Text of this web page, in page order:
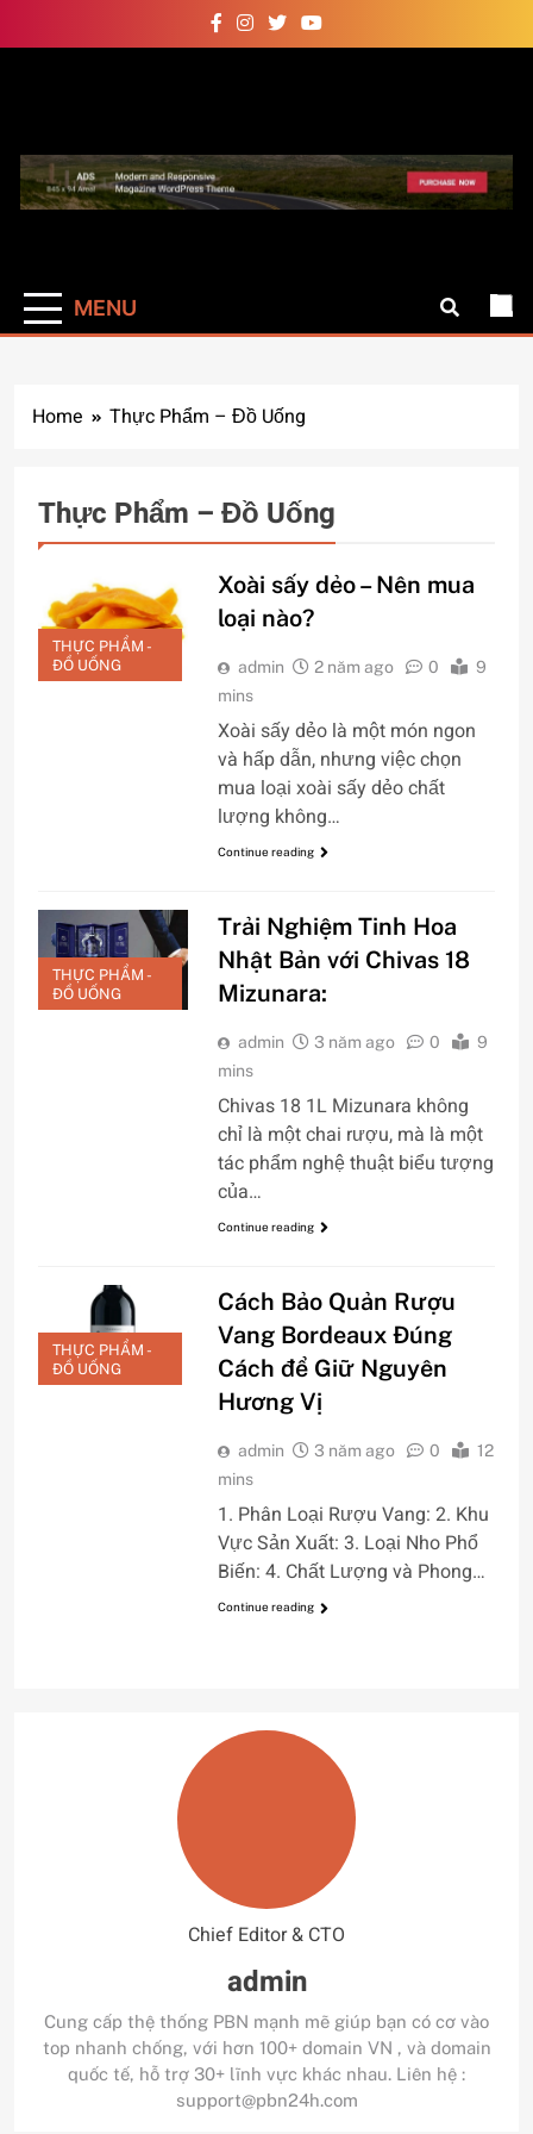
to
Auto Pro
hơn
MENU
Home Thực Phẩm – Đồ Uống
Chief Editor & CTO
admin
Cung cấp thệ thống PBN mạnh mẽ giúp bạn có cơ vào
top nhanh chống, với hơn 100+ domain VN , và domain
quốc tế, hỗ trợ 30+ lĩnh vực khác nhau. Liên hệ :
support@pbn24h.com
Thực Phẩm – Đồ Uống
THỰC PHẨM -
ĐỒ UỐNG
Xoài sấy dẻo – Nên mua
loại nào?
admin 2 năm ago 0
9
mins
Xoài sấy dẻo là một món ngon
và hấp dẫn, nhưng việc chọn
mua loại xoài sấy dẻo chất
lượng không…
Continue reading
THỰC PHẨM -
ĐỒ UỐNG
Trải Nghiệm Tinh Hoa
Nhật Bản với Chivas 18
Mizunara:
admin 3 năm ago 0
9
mins
Chivas 18 1L Mizunara không
chỉ là một chai rượu, mà là một
tác phẩm nghệ thuật biểu tượng
của…
Continue reading
THỰC PHẨM -
ĐỒ UỐNG
Cách Bảo Quản Rượu
Vang Bordeaux Đúng
Cách để Giữ Nguyên
Hương Vị
admin 3 năm ago 0
12
mins
1. Phân Loại Rượu Vang: 2. Khu
Vực Sản Xuất: 3. Loại Nho Phổ
Biến: 4. Chất Lượng và Phong…
Continue reading